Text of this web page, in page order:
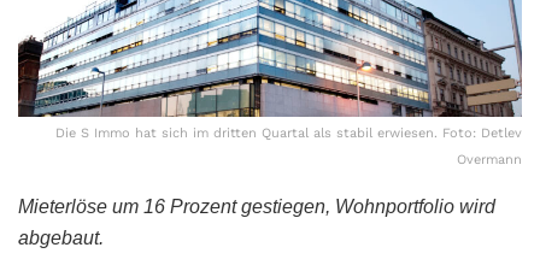
Die S Immo hat sich im dritten Quartal als stabil erwiesen. Foto: Detlev
Overmann
Mieterlöse um 16 Prozent gestiegen, Wohnportfolio wird
abgebaut.